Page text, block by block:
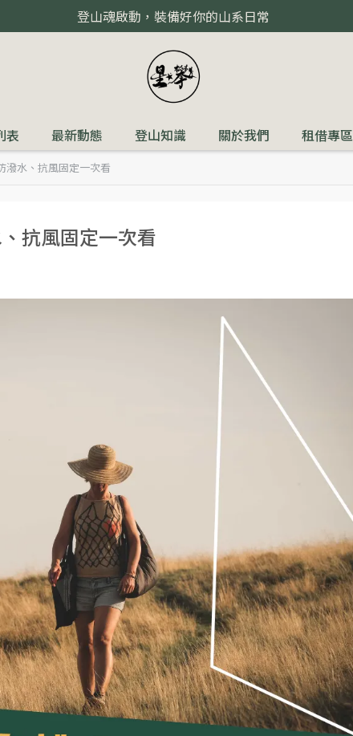
登山魂啟動，裝備好你的山系日常
表 最新動態 登山知識 關於我們 租借專區
潑水、抗風固定一次看
抗風固定一次看